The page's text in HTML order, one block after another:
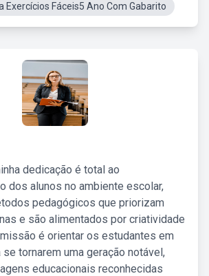
Exercícios Fáceis5 Ano Com Gabarito
dedicação é total ao
dos alunos no ambiente escolar,
pedagógicos que priorizam
e são alimentados por criatividade
é orientar os estudantes em
se tornarem uma geração notável,
educacionais reconhecidas